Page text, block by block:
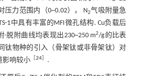
压力范围内（0~0.02）， N2气吸附量急
1中具有丰富的MFI微孔结构. Cu负载后
-脱附曲线均表现出230~250 m2/g的比表
钛物种的引入（骨架钛或非骨架钛）对
影响较小
24］ .